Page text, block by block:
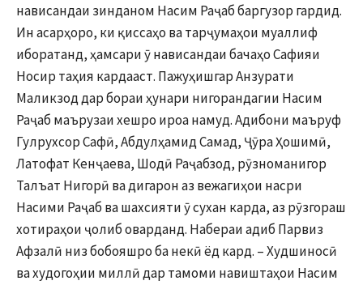
нависандаи зинданом Насим Раҷаб баргузор гардид.
Ин асарҳоро, ки қиссаҳо ва тарҷумаҳои муаллиф
иборатанд, ҳамсари ӯ нависандаи бачаҳо Сафияи
Носир таҳия кардааст. Пажуҳишгар Анзурати
Маликзод дар бораи ҳунари нигорандагии Насим
Раҷаб маърузаи хешро ироа намуд. Адибони маъруф
Гулрухсор Сафӣ, Абдулҳамид Самад, Ҷӯра Ҳошимӣ,
Латофат Кенҷаева, Шодӣ Раҷабзод, рӯзноманигор
Талъат Нигорӣ ва дигарон аз вежагиҳои насри
Насими Раҷаб ва шахсияти ӯ сухан карда, аз рӯзгораш
хотираҳои ҷолиб оварданд. Набераи адиб Парвиз
Афзалӣ низ бобояшро ба некӣ ёд кард. – Худшиносӣ
ва худогоҳии миллӣ дар тамоми навиштаҳои Насим